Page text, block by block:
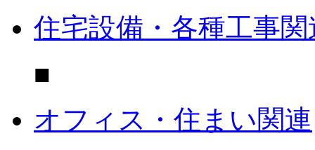
住宅設備・各種工事関
■
オフィス・住まい関連